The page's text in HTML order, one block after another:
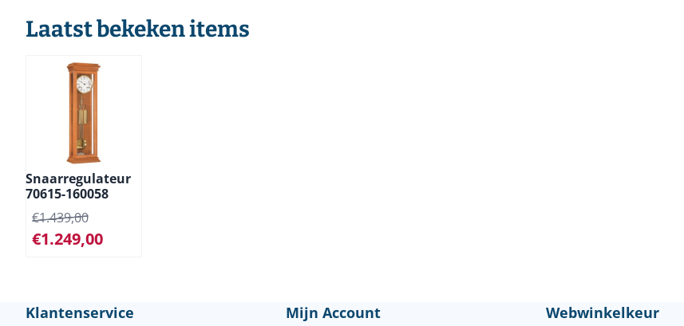
Laatst bekeken items
Snaarregulateur
70615-160058
€1.439,00
€1.249,00
Klantenservice Mijn Account Webwinkelkeur